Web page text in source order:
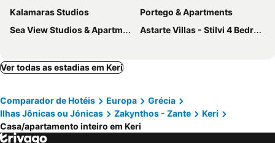
Kalamaras Studios
Portego & Apartments
Sea View Studios & Apartments
Astarte Villas - Stilvi 4 Bedroom Private Villa With Pool
Ver todas as estadias em Keri
Comparador de Hotéis Europa
Grécia
Ilhas Jônicas ou Jónicas
Zakynthos - Zante
Keri
Casa/apartamento inteiro em Keri